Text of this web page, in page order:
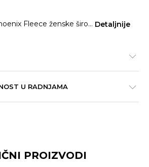
Fleece ženske širo... Detaljnije
U RADNJAMA
PROIZVODI